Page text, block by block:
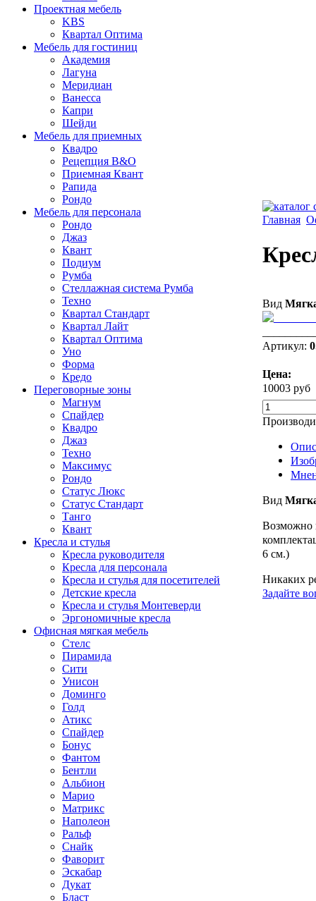
Проектная мебель
KBS
Квартал Оптима
Мебель для гостиниц
Академия
Лагуна
Меридиан
Ванесса
Капри
Шейди
Мебель для приемных
Квадро
Рецепция B&O
Приемная Квант
Рапида
Рондо
Мебель для персонала
Рондo
Джаз
Квант
Подиум
Румба
Стеллажная система Румба
Техно
Квартал Стандарт
Квартал Лайт
Квартал Оптима
Уно
Форма
Кредо
Переговорные зоны
Магнум
Спайдер
Квадро
Джаз
Техно
Максимус
Рондо
Статус Люкс
Статус Стандарт
Танго
Квант
Кресла и стулья
Кресла руководителя
Кресла для персонала
Кресла и стулья для посетителей
Детские кресла
Кресла и стулья Монтеверди
Эргономичные кресла
Офисная мягкая мебель
Стелс
Пирамида
Сити
Унисон
Доминго
Голд
Атикс
Спайдер
Бонус
Фантом
Бентли
Альбион
Марио
Матрикс
Наполеон
Ральф
Снайк
Фаворит
Эскабар
Дукат
Бласт
Главная
Вид
Артикул:
Цена:
10003 руб
Вид
Возможно
6 см.)
Никаких
Задайте